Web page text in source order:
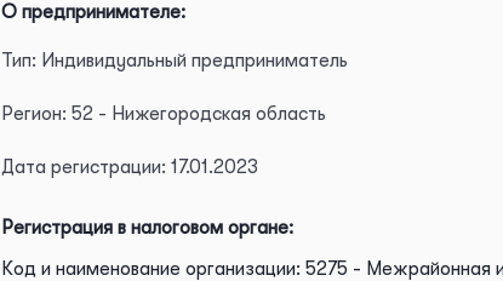
О предпринимателе:
Тип: Индивидуальный предприниматель
Регион: 52 - Нижегородская область
Дата регистрации: 17.01.2023
Регистрация в налоговом органе:
Код и наименование организации: 5275 -